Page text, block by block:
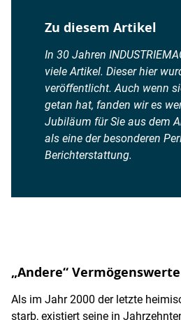
Zu diesem Artikel
In 30 Jahren
viele Artikel. Dieser hier
veröffentlicht. Auch wenn
getan hat, fanden wir es
Jubiläum für Sie aus dem
als eine der besonderen
Berichterstattung.
„Andere“ Vermögenswerte
Als im Jahr 2000 der letzte
starb, existiert seine in